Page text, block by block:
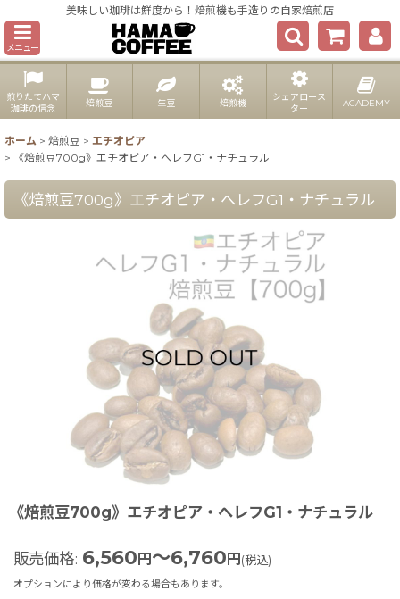
美味しい珈琲は鮮度から！焙煎機も手造りの自家焙煎店
メニュー
煎りたてハマ
珈琲の信念
焙煎豆 生豆 焙煎機
シェアロース
ター
ACADEMY
ホーム > 焙煎豆 > エチオピア
>
《焙煎豆700g》エチオピア・へレフG1・ナチュラル
《焙煎豆700g》エチオピア・へレフG1・ナチュラル
《焙煎豆700g》エチオピア・へレフG1・ナチュラル
販売価格: 6,560 円 ～6,760 円 (税込)
オプションにより価格が変わる場合もあります。